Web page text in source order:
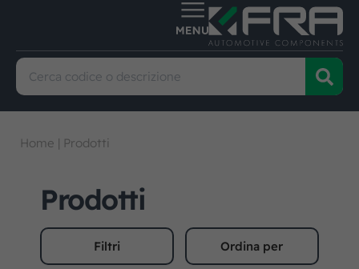
Home | Prodotti
Prodotti
Filtri Ordina per